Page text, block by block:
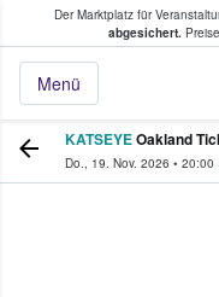
Der Marktplatz für
abgesichert.
Menü
Tickets
KATSEYEOakland
Do., 19. Nov. 2026 • 20:00